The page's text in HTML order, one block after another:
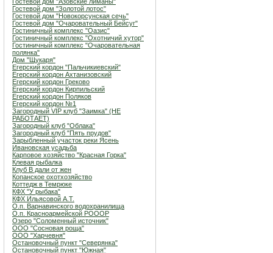
Гостевой дом "Золотой лотос"
Гостевой дом "Новокорсунская сечь"
Гостевой дом "Очаровательный Бейсуг"
Гостиничный комплекс "Оазис"
Гостиничный комплекс "Охотничий хутор"
Гостиничный комплекс "Очаровательная
полянка"
Дом "Щукаря"
Егерский кордон "Пальчикиевский"
Егерский кордон Ахтанизовский
Егерский кордон Греково
Егерский кордон Кирпильский
Егерский кордон Поляков
Егерский кордон №1
Загородный VIP клуб "Заимка" (НЕ
РАБОТАЕТ)
Загородный клуб "Облака"
Загородный клуб "Пять прудов"
Зарыбленный участок реки Ясень
Ивановская усадьба
Карповое хозяйство "Красная Горка"
Клевая рыбалка
Клуб В дали от жен
Копанское охотхозяйство
Коттедж в Темрюке
КФХ "У рыбака"
КФХ Ильясовой А.Т.
О.п. Варнавинского водохранилища
О.п. Красноармейской РОООР
Озеро "Соломенный источник"
ООО "Сосновая роща"
ООО "Харчевня"
Остановочный пункт "Северянка"
Остановочный пункт "Южная"